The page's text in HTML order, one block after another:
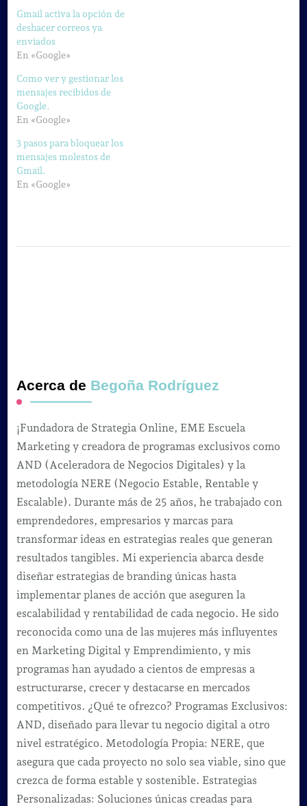
Gmail activa la opción de
deshacer correos ya
enviados
En «Google»
Como ver y gestionar los
mensajes recibidos de
Google.
En «Google»
3 pasos para bloquear los
mensajes molestos de
Gmail.
En «Google»
Acerca de Begoña Rodríguez
¡Fundadora de Strategia Online, EME Escuela
Marketing y creadora de programas exclusivos como
AND (Aceleradora de Negocios Digitales) y la
metodología NERE (Negocio Estable, Rentable y
Escalable). Durante más de 25 años, he trabajado con
emprendedores, empresarios y marcas para
transformar ideas en estrategias reales que generan
resultados tangibles. Mi experiencia abarca desde
diseñar estrategias de branding únicas hasta
implementar planes de acción que aseguren la
escalabilidad y rentabilidad de cada negocio. He sido
reconocida como una de las mujeres más influyentes
en Marketing Digital y Emprendimiento, y mis
programas han ayudado a cientos de empresas a
estructurarse, crecer y destacarse en mercados
competitivos. ¿Qué te ofrezco? Programas Exclusivos:
AND, diseñado para llevar tu negocio digital a otro
nivel estratégico. Metodología Propia: NERE, que
asegura que cada proyecto no solo sea viable, sino que
crezca de forma estable y sostenible. Estrategias
Personalizadas: Soluciones únicas creadas para